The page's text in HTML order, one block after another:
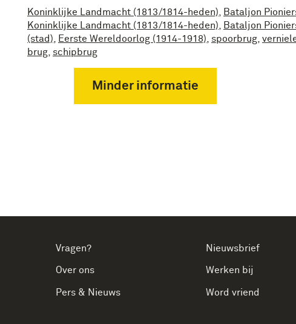
Koninklijke Landmacht (1813/1814-heden) Bataljon
Koninklijke Landmacht (1813/1814-heden)
Bataljon
(stad)
Eerste Wereldoorlog (1914-1918) spoorbrug
brug schipbrug
Minder informatie
Vragen?
Over ons
Pers & Nieuws
Nieuwsbrief
Werken bij
Word vriend